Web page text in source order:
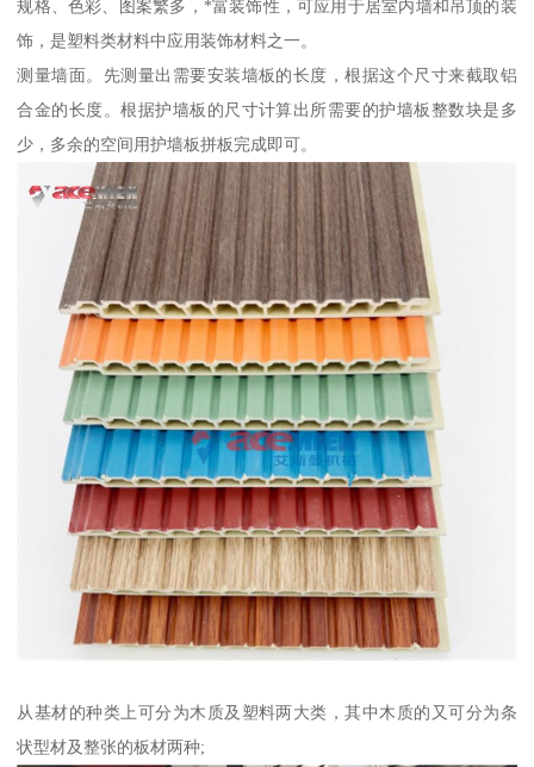
规格、色彩、图案繁多，*富装饰性，可应用于居室内墙和吊顶的装
饰，是塑料类材料中应用装饰材料之一。
测量墙面。先测量出需要安装墙板的长度，根据这个尺寸来截取铝
合金的长度。根据护墙板的尺寸计算出所需要的护墙板整数块是多
少，多余的空间用护墙板拼板完成即可。
从基材的种类上可分为木质及塑料两大类，其中木质的又可分为条
状型材及整张的板材两种;